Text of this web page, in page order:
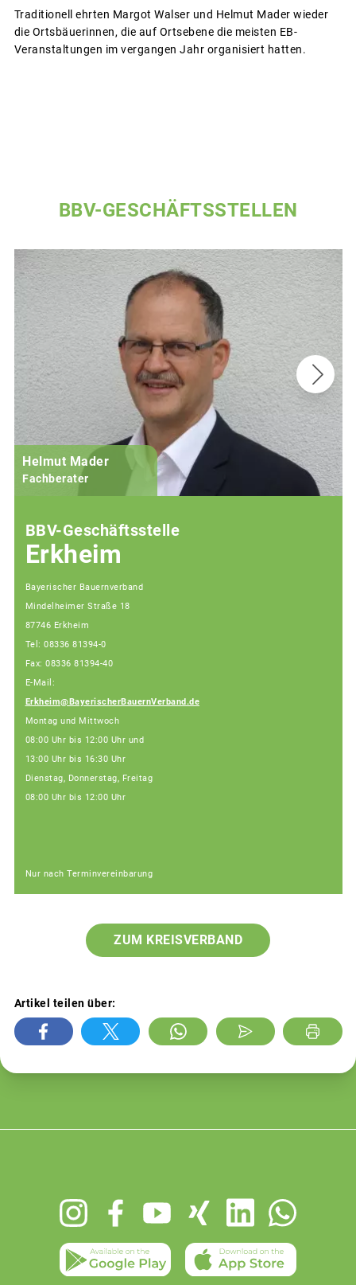
Traditionell ehrten Margot Walser und Helmut Mader wieder
die Ortsbäuerinnen, die auf Ortsebene die meisten EB-
Veranstaltungen im vergangen Jahr organisiert hatten.
BBV-GESCHÄFTSSTELLEN
Helmut Mader
Fachberater
BBV-Geschäftsstelle
Erkheim
Bayerischer Bauernverband
Mindelheimer Straße 18
87746 Erkheim
Tel: 08336 81394-0
Fax: 08336 81394-40
E-Mail:
Erkheim@BayerischerBauernVerband.de
Montag und Mittwoch
08:00 Uhr bis 12:00 Uhr und
13:00 Uhr bis 16:30 Uhr
Dienstag, Donnerstag, Freitag
08:00 Uhr bis 12:00 Uhr
Nur nach Terminvereinbarung
ZUM KREISVERBAND
Artikel teilen über: